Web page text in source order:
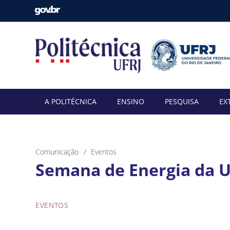
A POLITÉCNICA ENSINO PESQUISA
Comunicação Eventos
Semana de Energia da
EVENTOS